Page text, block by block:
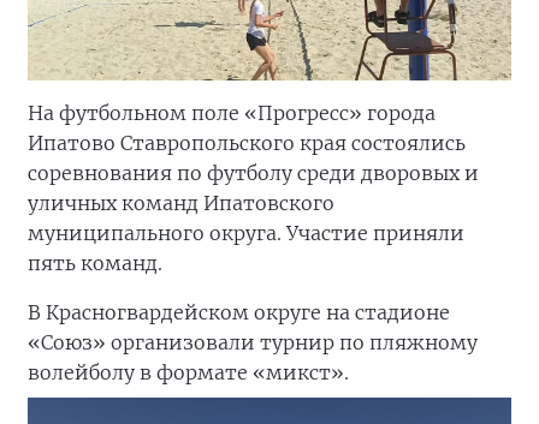
На футбольном поле «Прогресс» города
Ипатово Ставропольского края состоялись
соревнования по футболу среди дворовых и
уличных команд Ипатовского
муниципального округа. Участие приняли
пять команд.
В Красногвардейском округе на стадионе
«Союз» организовали турнир по пляжному
волейболу в формате «микст».